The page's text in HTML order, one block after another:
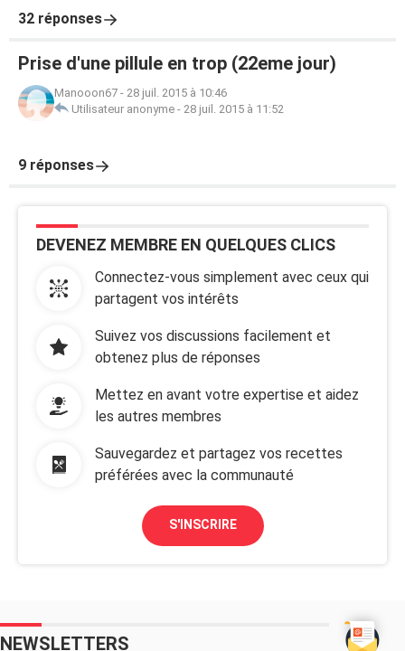
32 réponses
Prise d'une pillule en trop (22eme jour)
Manooon67 - 28 juil. 2015 à 10:46
Utilisateur anonyme - 28 juil. 2015 à 11:52
9 réponses
DEVENEZ MEMBRE EN QUELQUES CLICS
Connectez-vous simplement avec ceux qui
partagent vos intérêts
Suivez vos discussions facilement et
obtenez plus de réponses
Mettez en avant votre expertise et aidez
les autres membres
Sauvegardez et partagez vos recettes
préférées avec la communauté
S'INSCRIRE
NEWSLETTERS